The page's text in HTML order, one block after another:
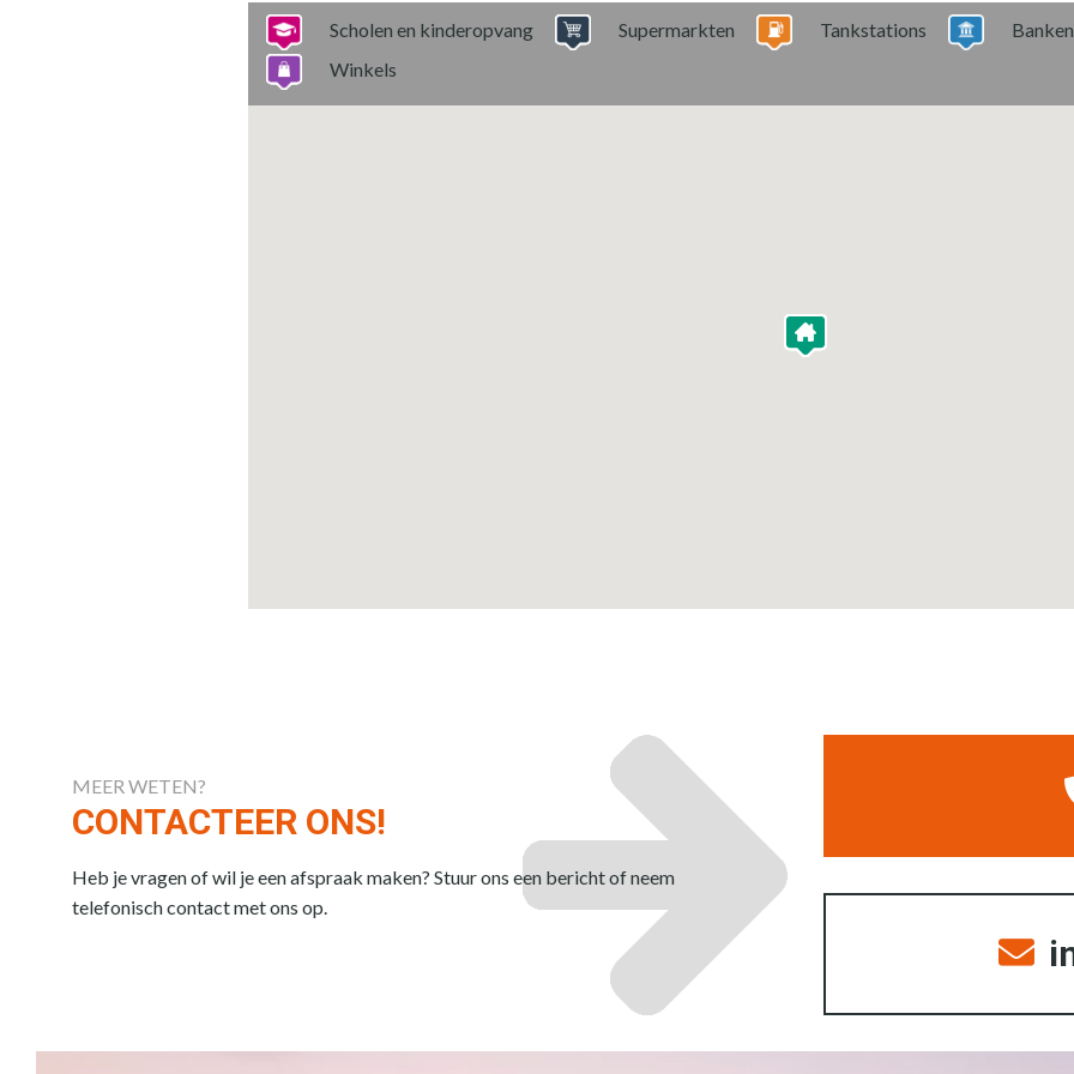
Scholen en kinderopvang Supermarkten Tankstations Banken
Winkels
MEER WETEN?
CONTACTEER ONS!
Heb je vragen of wil je een afspraak maken? Stuur ons een bericht of neem
telefonisch contact met ons op.